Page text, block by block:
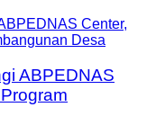
ABPEDNAS